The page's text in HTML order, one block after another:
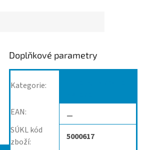
Doplňkové parametry
Kategorie:
EAN:
—
SÚKL kód
zboží:
5000617